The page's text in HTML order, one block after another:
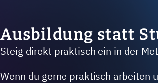
Ausbildung statt
Steig direkt praktisch ein in der
Wenn du gerne praktisch arbeiten